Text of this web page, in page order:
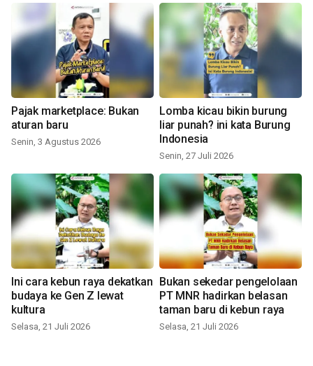
Pajak marketplace: Bukan
aturan baru
Senin, 3 Agustus 2026
Lomba kicau bikin burung
liar punah? ini kata Burung
Indonesia
Senin, 27 Juli 2026
Ini cara kebun raya dekatkan
budaya ke Gen Z lewat
kultura
Selasa, 21 Juli 2026
Bukan sekedar pengelolaan
PT MNR hadirkan belasan
taman baru di kebun raya
Selasa, 21 Juli 2026